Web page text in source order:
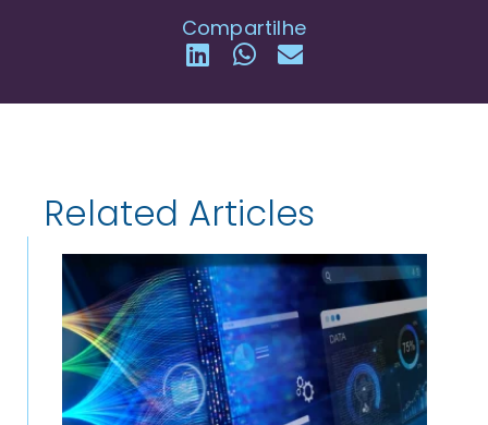
Compartilhe
Related Articles